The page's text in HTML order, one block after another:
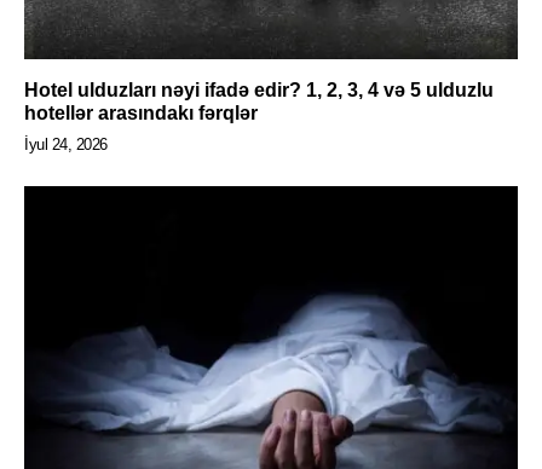
Hotel ulduzları nəyi ifadə edir? 1, 2, 3, 4 və 5 ulduzlu
hotellər arasındakı fərqlər
İyul 24, 2026